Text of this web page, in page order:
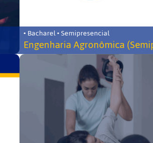
• Bacharel • Semipresencial
Engenharia Agronômica